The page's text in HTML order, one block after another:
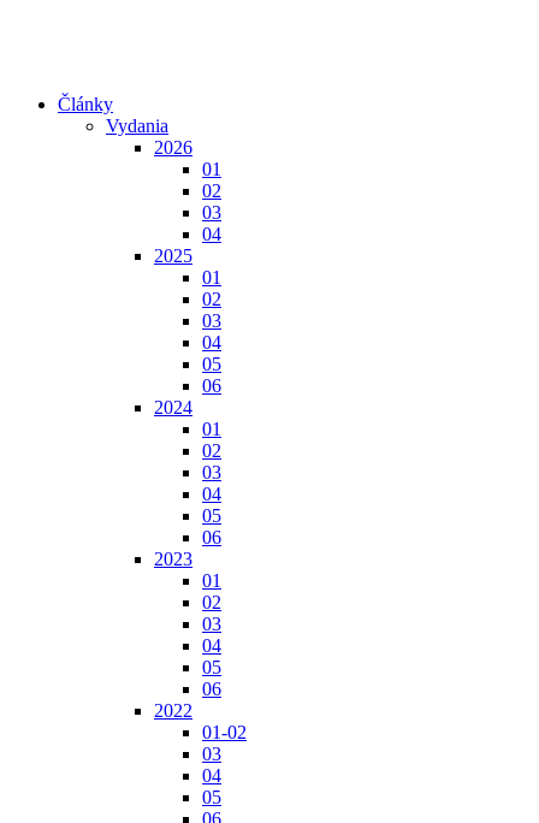
Články
Vydania
2026
01
02
03
04
2025
01
02
03
04
05
06
2024
01
02
03
04
05
06
2023
01
02
03
04
05
06
2022
01-02
03
04
05
06